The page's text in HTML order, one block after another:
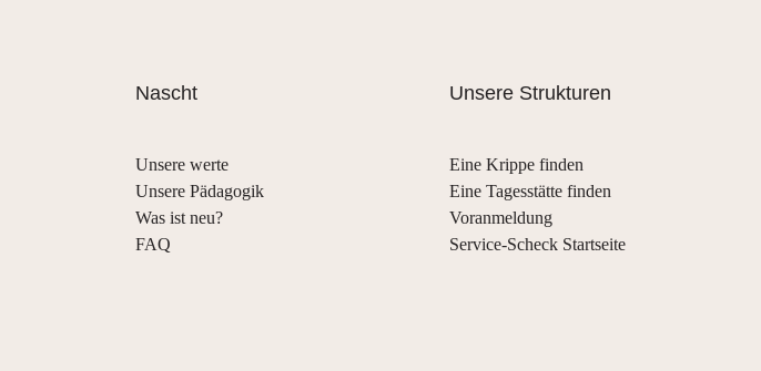
Nascht
Unsere werte
Unsere Pädagogik
Was ist neu?
FAQ
Unsere Strukturen
Eine Krippe finden
Eine Tagesstätte finden
Voranmeldung
Service-Scheck Startseite